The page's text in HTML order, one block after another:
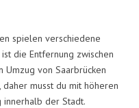
spielen verschiedene
die Entfernung zwischen
Umzug von Saarbrücken
daher musst du mit höheren
innerhalb der Stadt.